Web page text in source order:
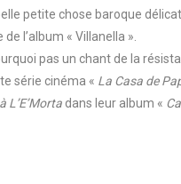
petite chose baroque
l’album « Villanella ».
pas un chant de la
série cinéma « La Casa de
L’E’Morta dans leur album «